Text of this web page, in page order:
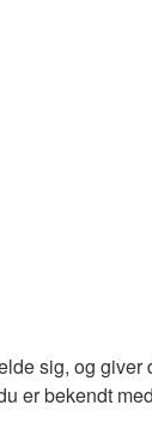
sig, og
er bekendt